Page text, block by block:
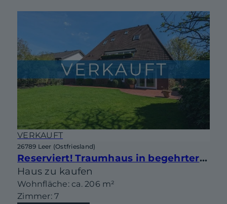
VERKAUFT
26789 Leer (Ostfriesland)
Reserviert! Traumhaus in begehrter Lage von Leer-Heisfelde!
Haus zu kaufen
Wohnfläche: ca. 206 m²
Zimmer: 7